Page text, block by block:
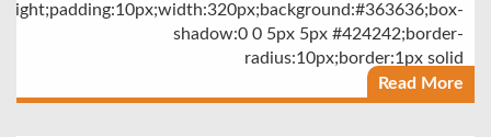
shadow:0 0 5px 5px #424242;border-
radius:10px;border:1px solid
Read More